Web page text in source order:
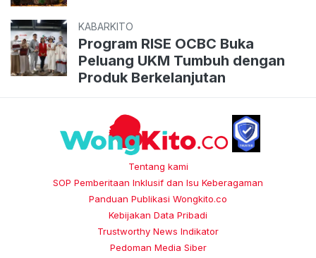
KABARKITO
Program RISE OCBC Buka
Peluang UKM Tumbuh dengan
Produk Berkelanjutan
Tentang kami
SOP Pemberitaan Inklusif dan Isu Keberagaman
Panduan Publikasi Wongkito.co
Kebijakan Data Pribadi
Trustworthy News Indikator
Pedoman Media Siber